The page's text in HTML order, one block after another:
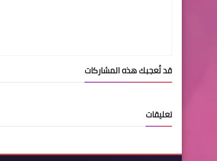
قد تُعجبك هذه المشاركات
تعليقات